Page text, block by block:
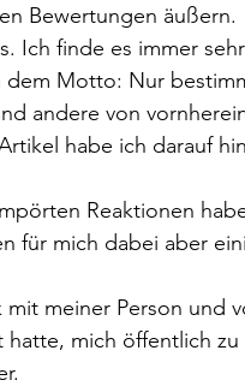
Bewertungen äußern.
Ich finde es immer
Motto: Nur
andere von
habe ich darauf
Reaktionen
für mich dabei aber
meiner Person und
hatte, mich öffentlich